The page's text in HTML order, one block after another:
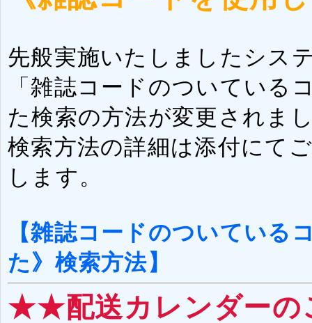
先般実施いたしましたシス
「雑誌コードのついている
た検索の方法が変更されま
検索方法の詳細は添付にて
します。
【雑誌コードのついている
た》検索方法】
★★配送カレンダー